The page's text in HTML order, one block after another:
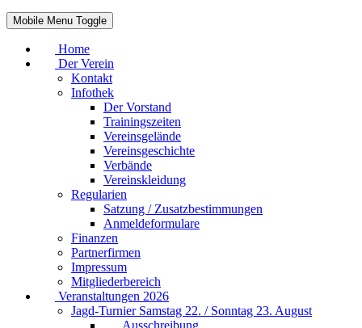
Mobile Menu Toggle
Home
Der Verein
Kontakt
Infothek
Der Vorstand
Trainingszeiten
Vereinsgelände
Vereinsgeschichte
Verbände
Vereinskleidung
Regularien
Satzung / Zusatzbestimmungen
Anmeldeformulare
Finanzen
Partnerfirmen
Impressum
Mitgliederbereich
Veranstaltungen 2026
Jagd-Turnier Samstag 22. / Sonntag 23. August